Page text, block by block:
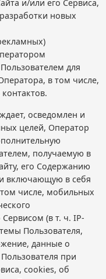
и/или его Сервиса,
новых
для
в том числе,
осведомлен и
целей, Оператор
получаемую в
его Содержанию
включающую в себя
числе, мобильных
(в т. ч. IP-
Пользователя,
данные о
при
cookies, об